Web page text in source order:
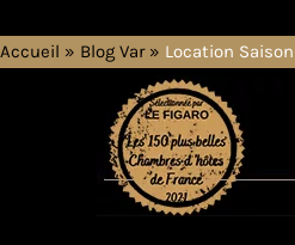
Accueil » Blog Var» Location